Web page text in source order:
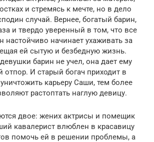
и стремясь к мечте, но в дело
случай. Вернее, богатый барин,
и твердо уверенный в том, что все
настойчиво начинает ухаживать за
ей сытую и безбедную жизнь.
барин не учел, она дает ему
отпор. И старый богач приходит в
карьеру Саши, тем более
растоптать наглую девицу.
двое: жених актрисы и помещик
кавалерист влюблен в красавицу
помочь ей в решении проблемы, а